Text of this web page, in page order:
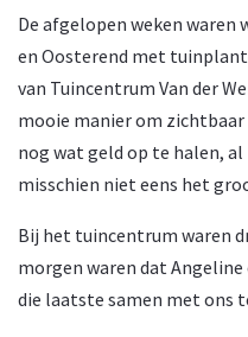
De afgelopen weken waren
en Oosterend met
van Tuincentrum Van der
mooie manier om
nog wat geld op te halen,
misschien niet eens het
Bij het tuincentrum waren
morgen waren dat Angeline
die laatste samen met ons